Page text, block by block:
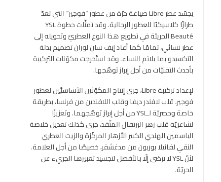
يجسّد عطر Libre صياغة حرّة من عطور “فوجير” التي تعدّ
طرازًا كلاسيكيًا للعطور الرجالية. وقد تمثّلت خطوة YSL
Beauté الجريئة في تطويع هذا النوع العطريّ وتحويله إلى
عطر نسائي، تمامًا كما أعاد إيف سان لوران تصميم بدلة
التكسيدو بما يلائم النساء. وقد استُخرجت مكوّنات التركيبة
بأحدث التقنيّات من أجل إبراز توهّجها.
لإعداد تركيبة Libre، جرى إنتاج المكوّنَين الأساسيَّين لعطور
فوجير، قلب لافندر ديفا وقلب اللافندين من فرنسا، بطريقة
خاصة وحصريّة لـYSL من أجل إبراز توهّجهما. وتعزيزًا
لشاعريّة قلب زهر البرتقال المتّقد، جرى كذلك تعديل خلاصة
الياسمين الهندي الكبير الأزهار المركّزة والزيت العطري
النقي لفانيلا بوربون من مدغشقر، خصيصًا من أجل العلامة.
لأنّ YSL لا ترضى إلّا بالأفضل لتجسيد تعبيرها الجريء عن
الحريّة.